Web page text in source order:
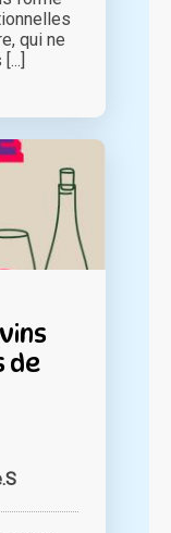
qui ne
de